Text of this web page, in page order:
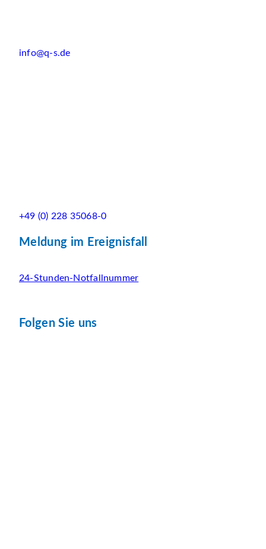
info@q-s.de
+49 (0) 228 35068-0
Meldung im Ereignisfall
24-Stunden-Notfallnummer
Folgen Sie uns